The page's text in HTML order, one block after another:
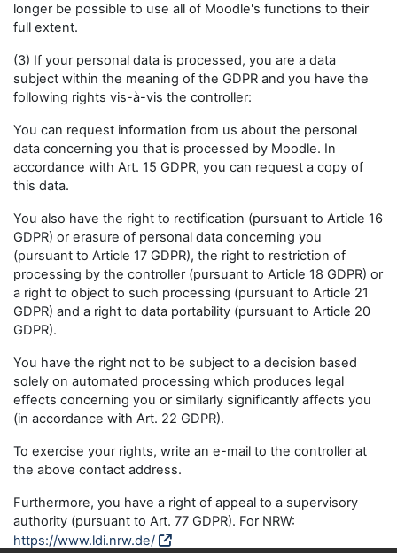
longer be possible to use all of Moodle's functions to their
full extent.
(3) If your personal data is processed, you are a data
subject within the meaning of the GDPR and you have the
following rights vis-à-vis the controller:
You can request information from us about the personal
data concerning you that is processed by Moodle. In
accordance with Art. 15 GDPR, you can request a copy of
this data.
You also have the right to rectification (pursuant to Article 16
GDPR) or erasure of personal data concerning you
(pursuant to Article 17 GDPR), the right to restriction of
processing by the controller (pursuant to Article 18 GDPR) or
a right to object to such processing (pursuant to Article 21
GDPR) and a right to data portability (pursuant to Article 20
GDPR).
You have the right not to be subject to a decision based
solely on automated processing which produces legal
effects concerning you or similarly significantly affects you
(in accordance with Art. 22 GDPR).
To exercise your rights, write an e-mail to the controller at
the above contact address.
Furthermore, you have a right of appeal to a supervisory
authority (pursuant to Art. 77 GDPR). For NRW:
https://www.ldi.nrw.de/